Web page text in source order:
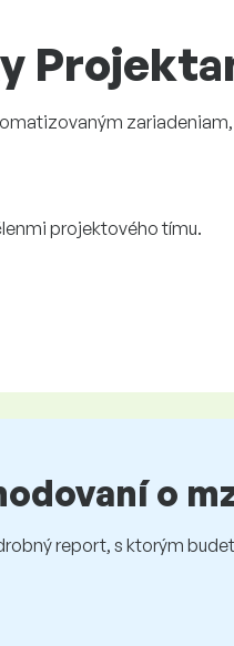
projektového tímu.
o
report, s ktorým